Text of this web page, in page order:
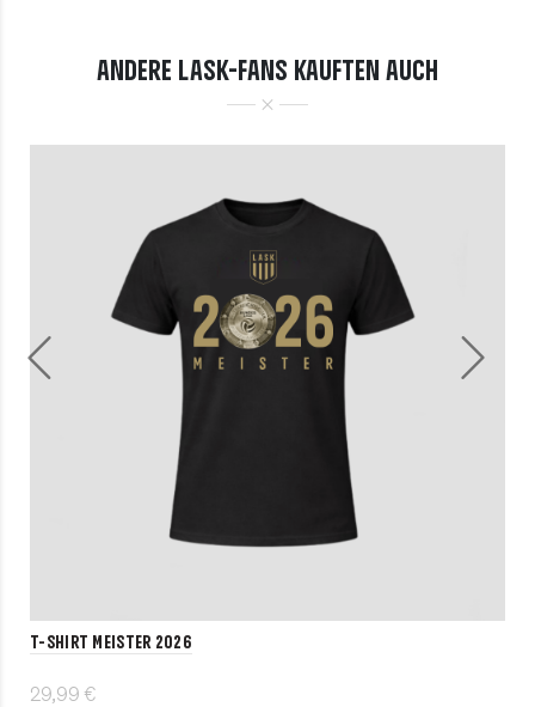
ANDERE LASK-FANS KAUFTEN AUCH
T-Shirt MEISTER 2026
29,99 €